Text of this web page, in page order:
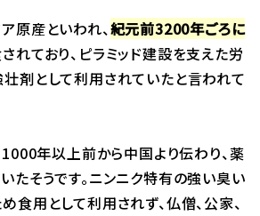
原産といわれ、紀元前3200年ごろに
れており、ピラミッド建設を支えた労
剤として利用されていたと言われて
年以上前から中国より伝わり、薬
たそうです。ニンニク特有の強い臭い
食用として利用されず、仏僧、公家、